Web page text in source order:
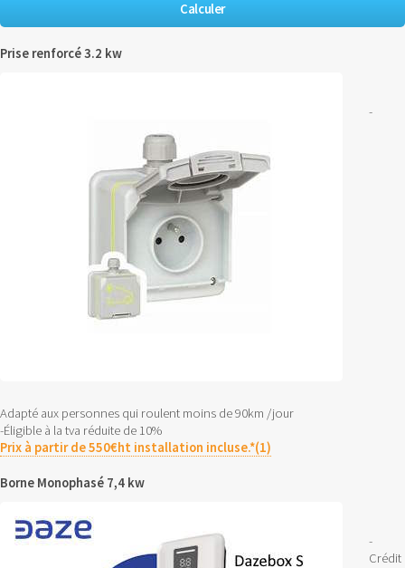
Prise renforcé 3.2 kw
-
Adapté aux personnes qui roulent moins de 90km /jour
-Éligible à la tva réduite de 10%
Prix à partir de 550€ht installation incluse.*(1)
Borne Monophasé 7,4 kw
-
Crédit